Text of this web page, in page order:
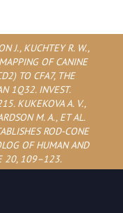
J., KUCHTEY R. W.,
OF CANINE
TO CFA7, THE
1Q32. INVEST.
KUKEKOVA A. V.,
M. A., ET AL.
ROD-CONE
OF HUMAN AND
20, 109–123.